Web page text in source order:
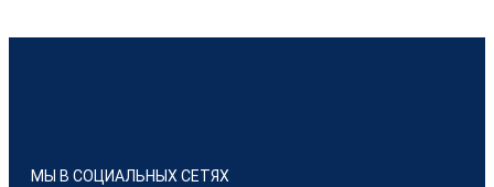
МЫ В СОЦИАЛЬНЫХ СЕТЯХ